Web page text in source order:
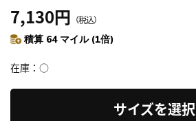
7,130円 （税込）
積算 64 マイル (1倍)
在庫 ○
サイズを選択